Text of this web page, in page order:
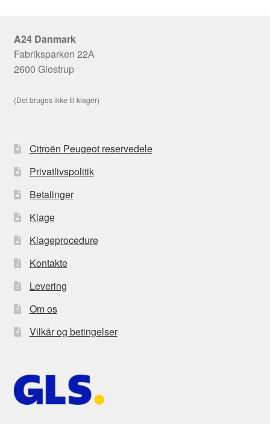
A24 Danmark
Fabriksparken 22A
2600 Glostrup
(Det bruges ikke til klager)
Citroën Peugeot reservedele
Privatlivspolitik
Betalinger
Klage
Klageprocedure
Kontakte
Levering
Om os
Vilkår og betingelser